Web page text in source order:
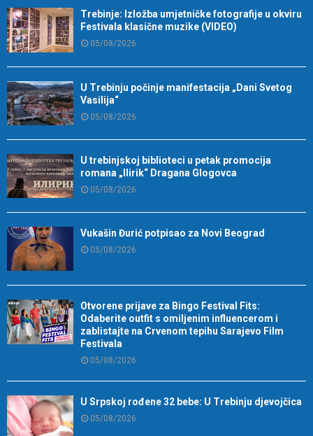
Trebinje: Izložba umjetničke fotografije u okviru
Festivala klasične muzike (VIDEO)
05/08/2026
U Trebinju počinje manifestacija „Dani Svetog
Vasilija“
05/08/2026
U trebinjskoj biblioteci u petak promocija
romana „Ilirik“ Dragana Glogovca
05/08/2026
Vukašin Đurić potpisao za Novi Beograd
05/08/2026
Otvorene prijave za Bingo Festival Fits:
Odaberite outfit s omiljenim influencerom i
zablistajte na Crvenom tepihu Sarajevo Film
Festivala
05/08/2026
U Srpskoj rođene 32 bebe: U Trebinju djevojčica
05/08/2026